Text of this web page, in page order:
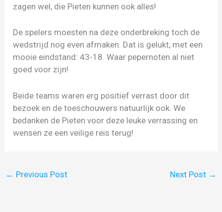
zagen wel, die Pieten kunnen ook alles!
De spelers moesten na deze onderbreking toch de
wedstrijd nog even afmaken. Dat is gelukt, met een
mooie eindstand: 43-18. Waar pepernoten al niet
goed voor zijn!
Beide teams waren erg positief verrast door dit
bezoek en de toeschouwers natuurlijk ook. We
bedanken de Pieten voor deze leuke verrassing en
wensen ze een veilige reis terug!
← Previous Post Next Post →